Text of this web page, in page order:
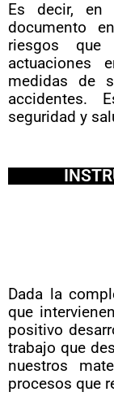
Es decir, en
documento
riesgos
actuaciones
medidas de
accidentes.
seguridad y
Dada la
que
positivo
trabajo que
nuestros
procesos que